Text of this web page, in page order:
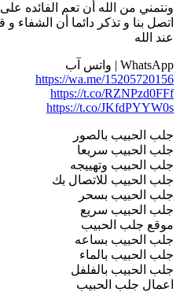
ونتمني من الله أن تعم الفائده
اتصل بنا و تذكر دائما أن الشفاء
عند الله
WhatsApp | واتس آب
https://wa.me/15205720156
https://t.co/RZNPzd0FFf
https://t.co/JKfdPYYW0s
جلب الحبيب بالصور
جلب الحبيب سريعا
جلب الحبيب وتهييجه
جلب الحبيب للاتصال بك
جلب الحبيب بسحر
جلب الحبيب سريع
موقع جلب الحبيب
جلب الحبيب بساعه
جلب الحبيب بالماء
جلب الحبيب بالفلفل
اعمال جلب الحبيب